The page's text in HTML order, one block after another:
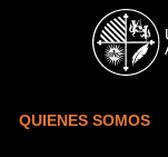
Skip to main content
QUIENES SOMOS